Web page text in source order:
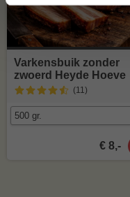
Varkensbuik zonder
zwoerd Heyde Hoeve
(11 )
€ 8,-